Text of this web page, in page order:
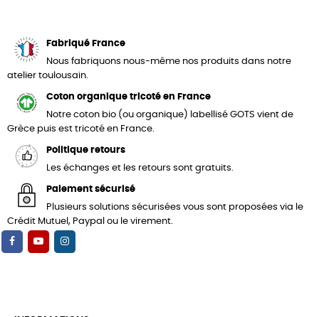
Fabriqué France
Nous fabriquons nous-même nos produits dans notre
atelier toulousain.
Coton organique tricoté en France
Notre coton bio (ou organique) labellisé GOTS vient de
Grèce puis est tricoté en France.
Politique retours
Les échanges et les retours sont gratuits.
Paiement sécurisé
Plusieurs solutions sécurisées vous sont proposées via le
Crédit Mutuel, Paypal ou le virement.